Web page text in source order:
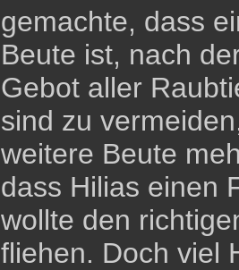
gemachte, dass
Beute ist, nach
Gebot aller
sind zu
weitere Beute
dass Hilias einen
wollte den
fliehen. Doch viel